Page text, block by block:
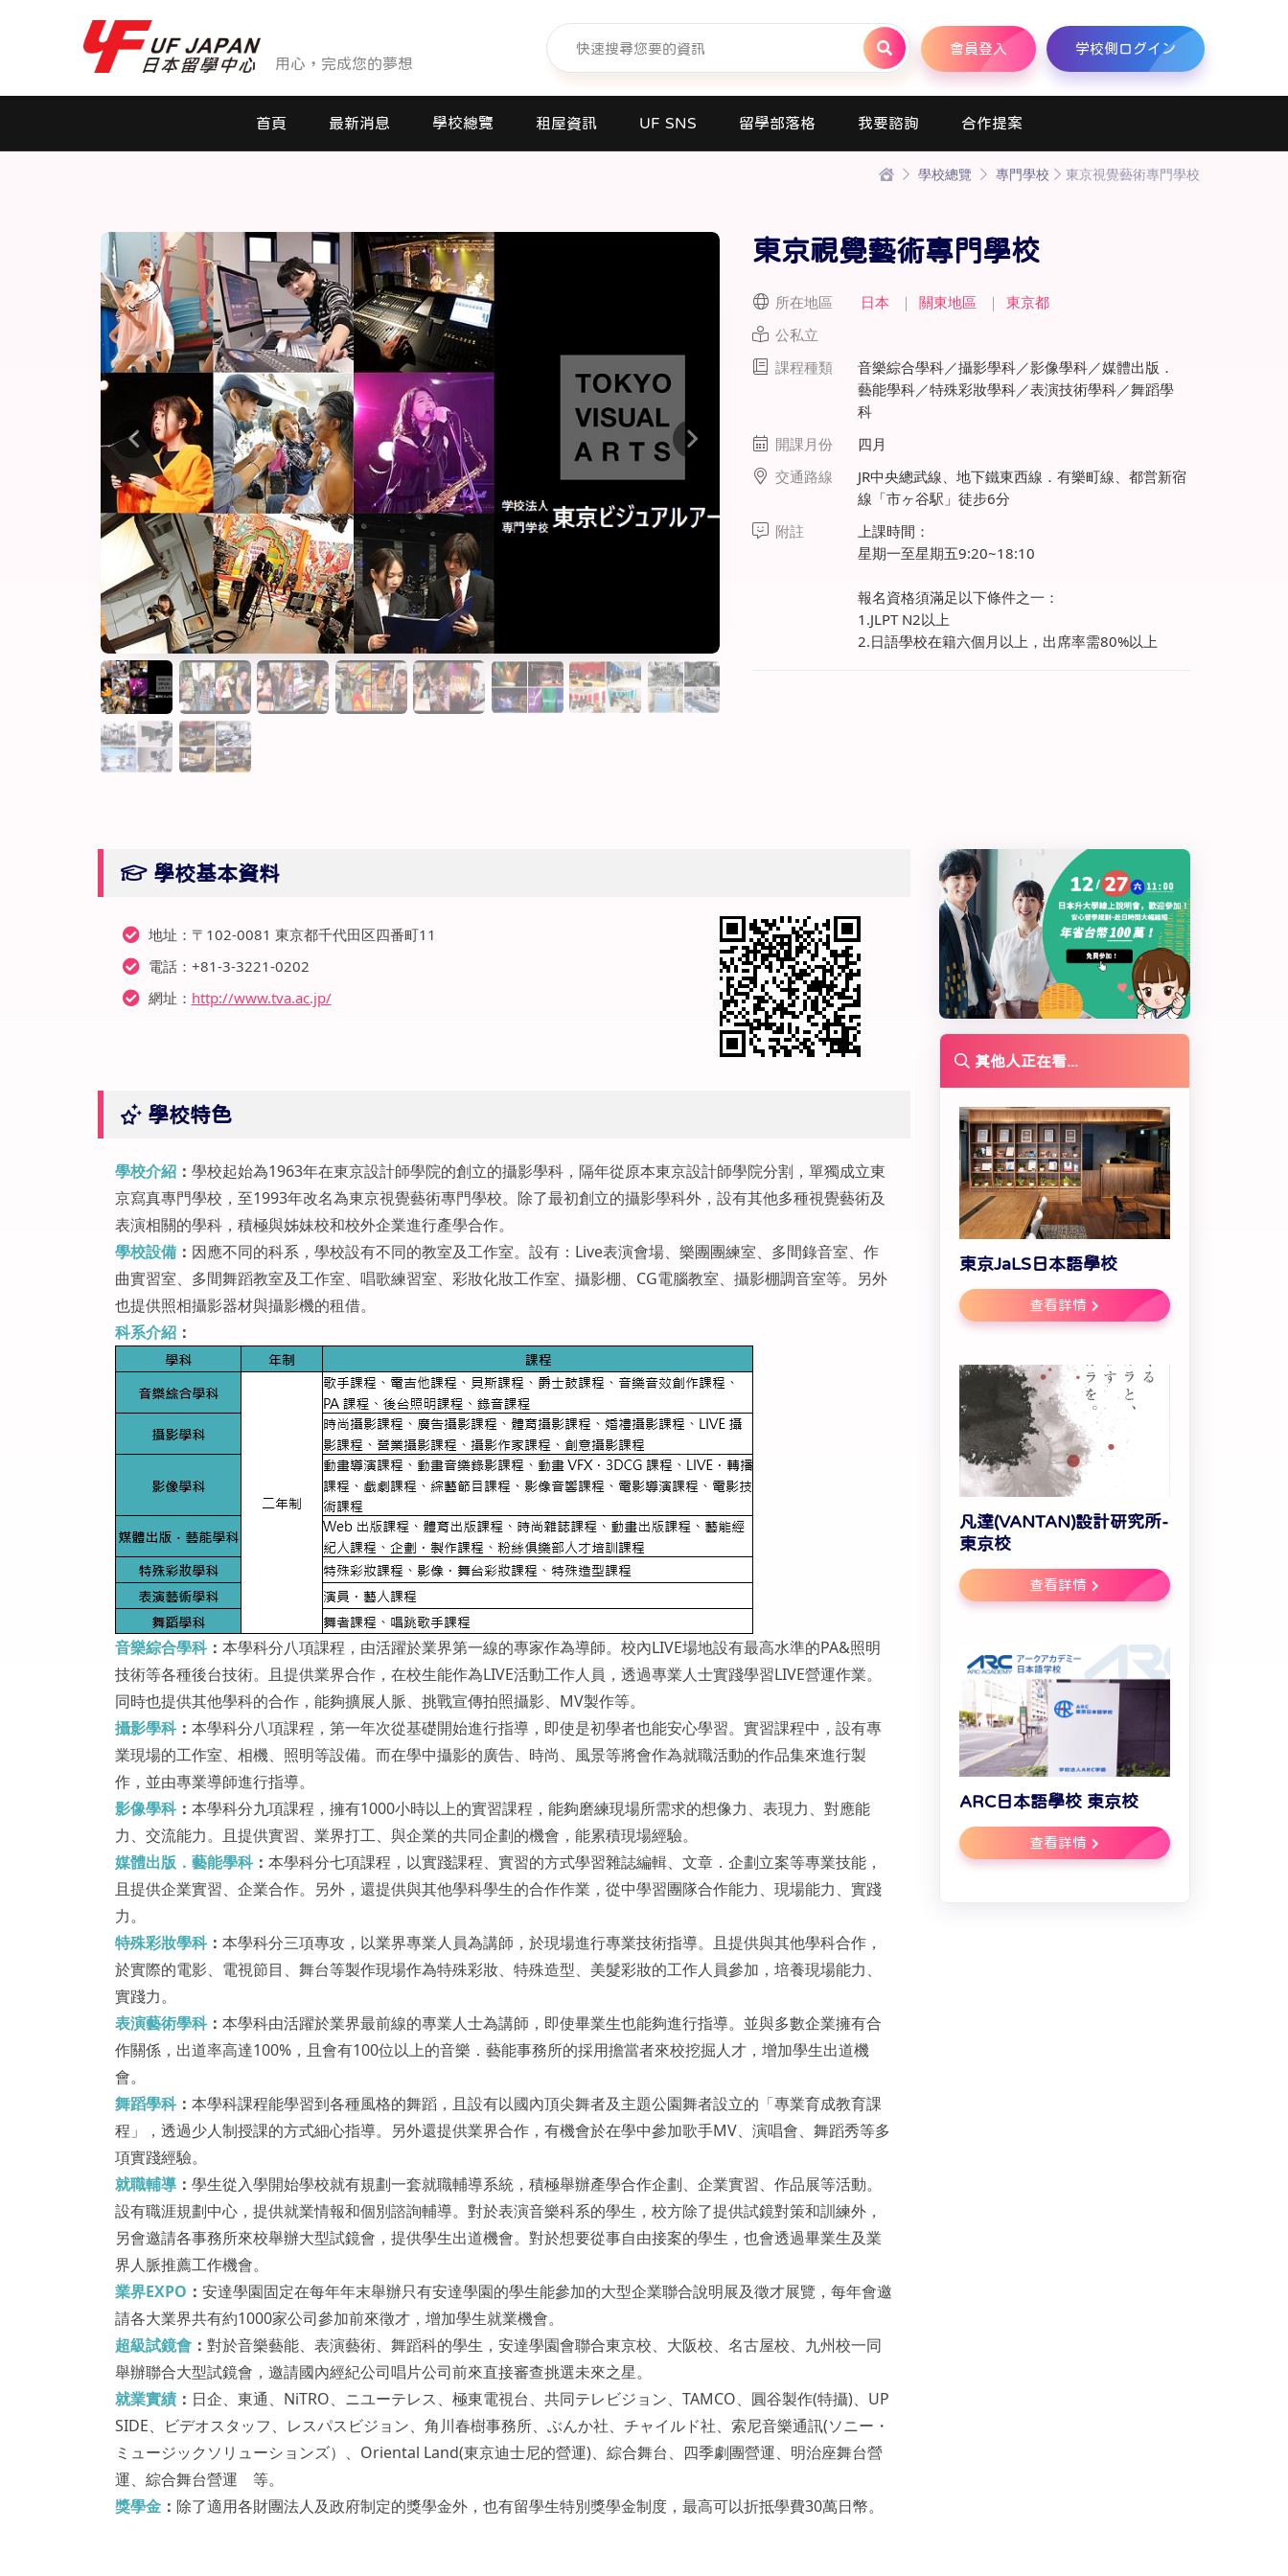
用心，完成您的夢想
會員登入 学校側ログイン
首頁 最新消息 學校總覽
專門學校
高中課程
短期大學
大學
研究所
商業日文課程
線上課程
寒暑假遊學套裝課程
打工度假
租屋資訊 UF SNS 留學部落格 我要諮詢 合作提案
學校總覽 專門學校 東京視覺藝術專門學校
東京視覺藝術專門學校
所在地區 日本 ｜ 關東地區 ｜
東京都
公私立
課程種類
音樂綜合學科／攝影學科／影像學科／媒體出版．
藝能學科／特殊彩妝學科／表演技術學科／舞蹈學
科
開課月份
四月
交通路線
JR中央總武線、地下鐵東西線．有樂町線、都営新宿
線「市ヶ谷駅」徒步6分
附註
上課時間：
星期一至星期五9:20~18:10
報名資格須滿足以下條件之一：
1.JLPT N2以上
2.日語學校在籍六個月以上，出席率需80%以上
學校基本資料
地址：〒102-0081 東京都千代田区四番町11
電話：+81-3-3221-0202
網址： http://www.tva.ac.jp/
學校特色
學校介紹： 學校起始為1963年在東京設計師學院的創立的攝影學科，隔年從原本東京設計師學院分割，單獨成立東
京寫真專門學校，至1993年改名為東京視覺藝術專門學校。除了最初創立的攝影學科外，設有其他多種視覺藝術及
表演相關的學科，積極與姊妹校和校外企業進行產學合作。
學校設備： 因應不同的科系，學校設有不同的教室及工作室。設有：Live表演會場、樂團團練室、多間錄音室、作
曲實習室、多間舞蹈教室及工作室、唱歌練習室、彩妝化妝工作室、攝影棚、CG電腦教室、攝影棚調音室等。另外
也提供照相攝影器材與攝影機的租借。
科系介紹：
音樂綜合學科： 本學科分八項課程，由活躍於業界第一線的專家作為導師。校內LIVE場地設有最高水準的PA&照明
技術等各種後台技術。且提供業界合作，在校生能作為LIVE活動工作人員，透過專業人士實踐學習LIVE營運作業。
同時也提供其他學科的合作，能夠擴展人脈、挑戰宣傳拍照攝影、MV製作等。
攝影學科： 本學科分八項課程，第一年次從基礎開始進行指導，即使是初學者也能安心學習。實習課程中，設有專
業現場的工作室、相機、照明等設備。而在學中攝影的廣告、時尚、風景等將會作為就職活動的作品集來進行製
作，並由專業導師進行指導。
影像學科： 本學科分九項課程，擁有1000小時以上的實習課程，能夠磨練現場所需求的想像力、表現力、對應能
力、交流能力。且提供實習、業界打工、與企業的共同企劃的機會，能累積現場經驗。
媒體出版．藝能學科： 本學科分七項課程，以實踐課程、實習的方式學習雜誌編輯、文章．企劃立案等專業技能，
且提供企業實習、企業合作。另外，還提供與其他學科學生的合作作業，從中學習團隊合作能力、現場能力、實踐
力。
特殊彩妝學科： 本學科分三項專攻，以業界專業人員為講師，於現場進行專業技術指導。且提供與其他學科合作，
於實際的電影、電視節目、舞台等製作現場作為特殊彩妝、特殊造型、美髮彩妝的工作人員參加，培養現場能力、
實踐力。
表演藝術學科： 本學科由活躍於業界最前線的專業人士為講師，即使畢業生也能夠進行指導。並與多數企業擁有合
作關係，出道率高達100%，且會有100位以上的音樂．藝能事務所的採用擔當者來校挖掘人才，增加學生出道機
會。
舞蹈學科： 本學科課程能學習到各種風格的舞蹈，且設有以國內頂尖舞者及主題公園舞者設立的「專業育成教育課
程」，透過少人制授課的方式細心指導。另外還提供業界合作，有機會於在學中參加歌手MV、演唱會、舞蹈秀等多
項實踐經驗。
就職輔導： 學生從入學開始學校就有規劃一套就職輔導系統，積極舉辦產學合作企劃、企業實習、作品展等活動。
設有職涯規劃中心，提供就業情報和個別諮詢輔導。對於表演音樂科系的學生，校方除了提供試鏡對策和訓練外，
另會邀請各事務所來校舉辦大型試鏡會，提供學生出道機會。對於想要從事自由接案的學生，也會透過畢業生及業
界人脈推薦工作機會。
業界EXPO ： 安達學園固定在每年年末舉辦只有安達學園的學生能參加的大型企業聯合說明展及徵才展覽，每年會邀
請各大業界共有約1000家公司參加前來徵才，增加學生就業機會。
超級試鏡會： 對於音樂藝能、表演藝術、舞蹈科的學生，安達學園會聯合東京校、大阪校、名古屋校、九州校一同
舉辦聯合大型試鏡會，邀請國內經紀公司唱片公司前來直接審查挑選未來之星。
就業實績： 日企、東通、NiTRO、ニユーテレス、極東電視台、共同テレビジョン、TAMCO、圓谷製作(特攝)、UP
SIDE、ビデオスタッフ、レスパスビジョン、角川春樹事務所、ぶんか社、チャイルド社、索尼音樂通訊(ソニー・
ミュージックソリューションズ）、Oriental Land(東京迪士尼的營運)、綜合舞台、四季劇團營運、明治座舞台營
運、綜合舞台營運 等。
獎學金： 除了適用各財團法人及政府制定的獎學金外，也有留學生特別獎學金制度，最高可以折抵學費30萬日幣。
其他人正在看...
東京JaLS日本語學校
查看詳情
凡達(VANTAN)設計研究所-
東京校
查看詳情
ARC日本語學校 東京校
查看詳情